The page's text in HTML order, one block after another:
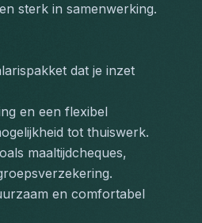
sterk in samenwerking.
dat je inzet
en een flexibel
tot thuiswerk.
maaltijdcheques,
en comfortabel